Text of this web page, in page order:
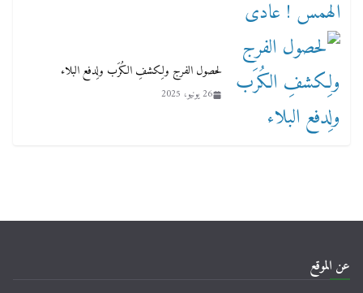
لحصول الفرج ولِكشفِ الكُرَب ولِدفع البلاء
26 يونيو، 2025
عن الموقع